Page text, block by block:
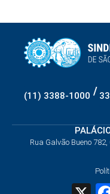
(11) 3388-1000 /
Rua Galvão Bueno
X